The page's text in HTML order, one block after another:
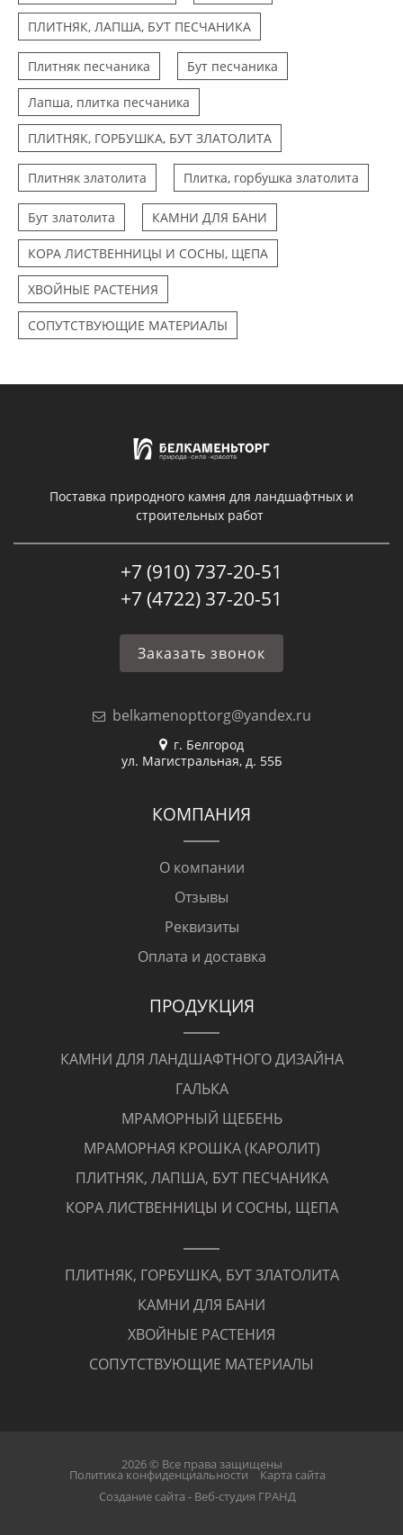
ПЛИТНЯК, ЛАПША, БУТ ПЕСЧАНИКА
Плитняк песчаника Бут песчаника
Лапша, плитка песчаника
ПЛИТНЯК, ГОРБУШКА, БУТ ЗЛАТОЛИТА
Плитняк златолита Плитка, горбушка златолита
Бут златолита КАМНИ ДЛЯ БАНИ
КОРА ЛИСТВЕННИЦЫ И СОСНЫ, ЩЕПА
ХВОЙНЫЕ РАСТЕНИЯ
СОПУТСТВУЮЩИЕ МАТЕРИАЛЫ
Поставка природного камня для ландшафтных и
строительных работ
+7 (910) 737-20-51
+7 (4722) 37-20-51
Заказать звонок
belkamenopttorg@yandex.ru
г. Белгород
ул. Магистральная, д. 55Б
КОМПАНИЯ
О компании
Отзывы
Реквизиты
Оплата и доставка
ПРОДУКЦИЯ
КАМНИ ДЛЯ ЛАНДШАФТНОГО ДИЗАЙНА
ГАЛЬКА
МРАМОРНЫЙ ЩЕБЕНЬ
МРАМОРНАЯ КРОШКА (КАРОЛИТ)
ПЛИТНЯК, ЛАПША, БУТ ПЕСЧАНИКА
КОРА ЛИСТВЕННИЦЫ И СОСНЫ, ЩЕПА
ПЛИТНЯК, ГОРБУШКА, БУТ ЗЛАТОЛИТА
КАМНИ ДЛЯ БАНИ
ХВОЙНЫЕ РАСТЕНИЯ
СОПУТСТВУЮЩИЕ МАТЕРИАЛЫ
2026 © Все права защищены
Политика конфиденциальности
Карта сайта
Создание сайта - Веб-студия ГРАНД